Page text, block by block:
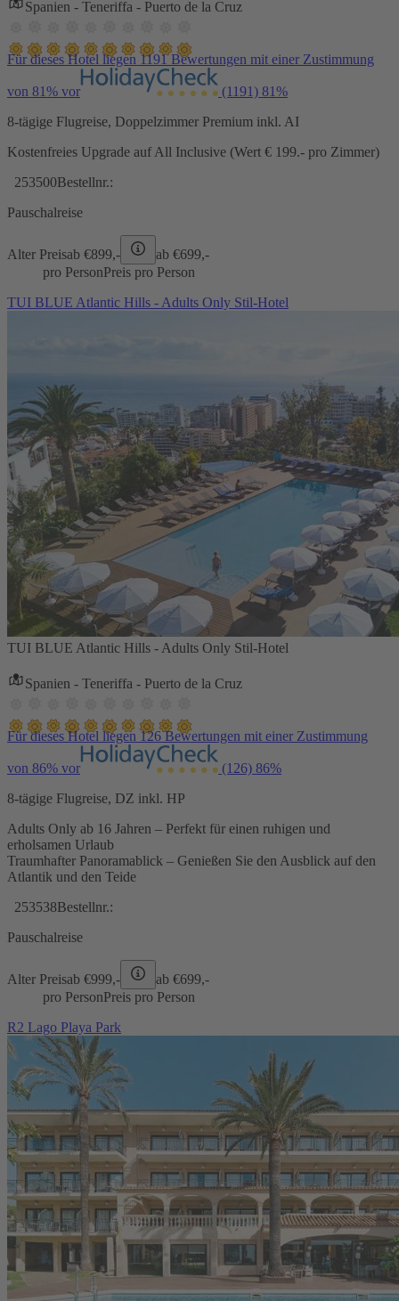
Spanien - Teneriffa - Puerto de la Cruz
Für dieses Hotel liegen 1191 Bewertungen mit einer Zustimmung
von 81% vor (1191) 81%
8-tägige Flugreise, Doppelzimmer Premium inkl. AI
Kostenfreies Upgrade auf All Inclusive (Wert € 199.- pro Zimmer)
253500Bestellnr.:
Pauschalreise
Alter Preisab €899,- ab €699,-
pro PersonPreis pro Person
TUI BLUE Atlantic Hills - Adults Only Stil-Hotel
TUI BLUE Atlantic Hills - Adults Only Stil-Hotel
Spanien - Teneriffa - Puerto de la Cruz
Für dieses Hotel liegen 126 Bewertungen mit einer Zustimmung
von 86% vor (126) 86%
8-tägige Flugreise, DZ inkl. HP
Adults Only ab 16 Jahren – Perfekt für einen ruhigen und
erholsamen Urlaub
Traumhafter Panoramablick – Genießen Sie den Ausblick auf den
Atlantik und den Teide
253538Bestellnr.:
Pauschalreise
Alter Preisab €999,- ab €699,-
pro PersonPreis pro Person
R2 Lago Playa Park